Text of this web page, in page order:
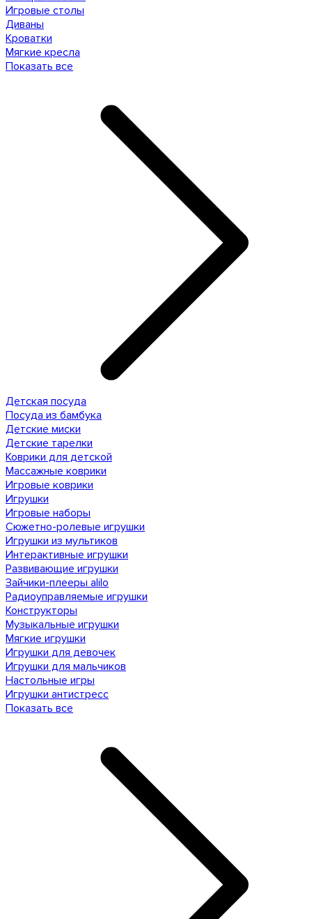
Игровые столы
Диваны
Кроватки
Мягкие кресла
Показать все
Детская посуда
Посуда из бамбука
Детские миски
Детские тарелки
Коврики для детской
Массажные коврики
Игровые коврики
Игрушки
Игровые наборы
Сюжетно-ролевые игрушки
Игрушки из мультиков
Интерактивные игрушки
Развивающие игрушки
Зайчики-плееры alilo
Радиоуправляемые игрушки
Конструкторы
Музыкальные игрушки
Мягкие игрушки
Игрушки для девочек
Игрушки для мальчиков
Настольные игры
Игрушки антистресс
Показать все